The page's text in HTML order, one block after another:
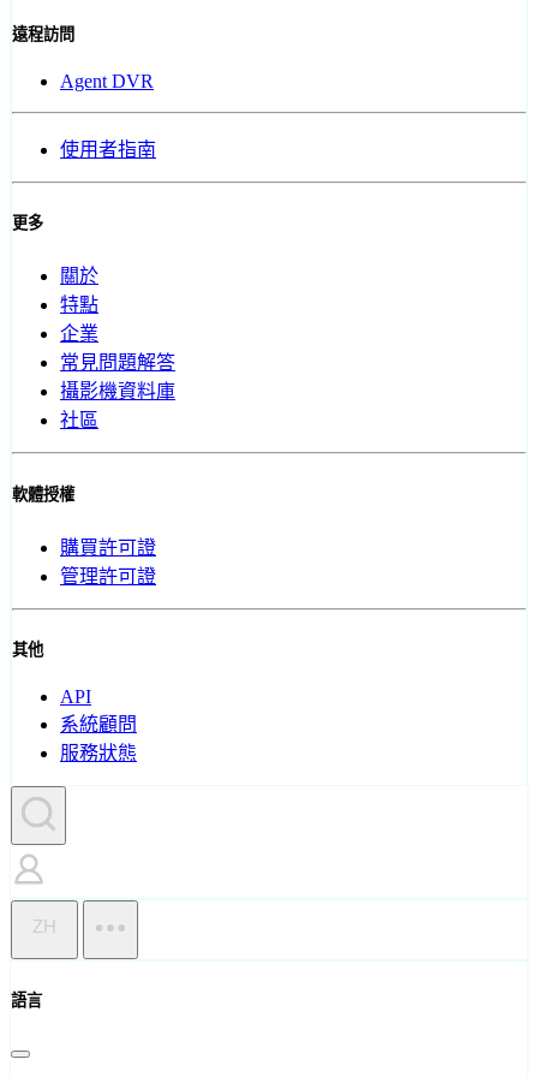
遠程訪問
Agent DVR
使用者指南
更多
關於
特點
企業
常見問題解答
攝影機資料庫
社區
軟體授權
購買許可證
管理許可證
其他
API
系統顧問
服務狀態
ZH
語言